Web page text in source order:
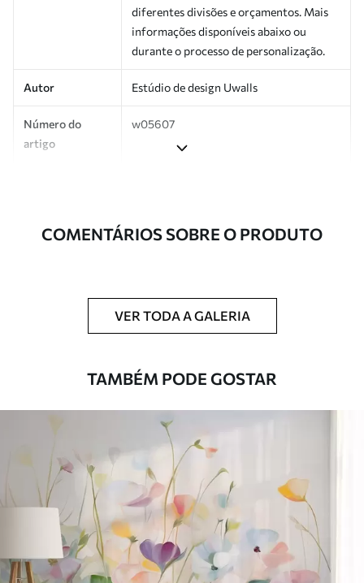
diferentes divisões e orçamentos. Mais
informações disponíveis abaixo ou
durante o processo de personalização.
Autor Estúdio de design Uwalls
Número do
artigo
w05607
Adicionalmente
Disponível com revestimento de verniz
esponja macia. Murais de parede com
revestimento de verniz podem ser limpos
Aplicação perfeita
Materiais disponíveis
Standard
.0027.00 € /m²
Premium
COMENTÁRIOS SOBRE O PRODUTO
VER TODA A GALERIA
TAMBÉM PODE GOSTAR